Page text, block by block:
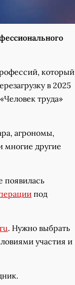
который
в 2025
труда»
агрономы,
многие другие
появилась
под
. Нужно выбрать
участия и